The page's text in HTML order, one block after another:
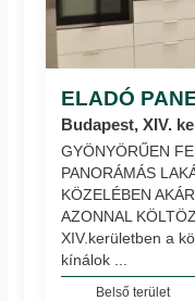
ELADÓ
Budapest, XIV.
GYÖNYÖRŰEN
PANORÁMÁS
KÖZELÉBEN
AZONNAL
XIV.kerületben a
kínálok ...
Belső terület